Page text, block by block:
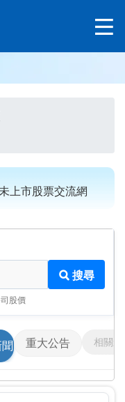
上市股票交流網
搜尋
股價
重大公告 相關影